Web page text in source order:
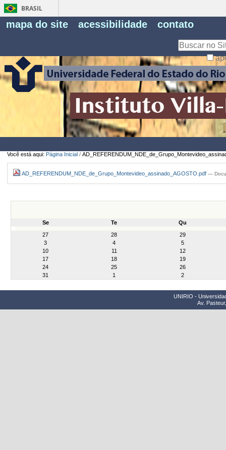
BRASIL
mapa do site acessibilidade contato
Você está aqui: Página Inicial /
AD_REFERENDUM_NDE_de_Grupo_Montevideo_assinado_AGOSTO.pdf —
Se Te
Qu
27
28
29
3
4
5
10
11
12
17
18
19
24
25
26
31
1 2
UNIRIO -
Av.